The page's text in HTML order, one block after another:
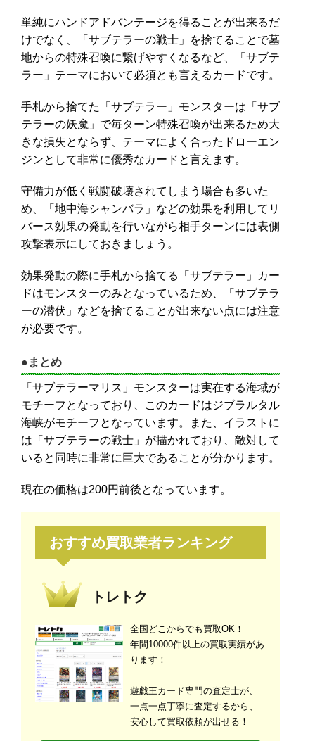
単純にハンドアドバンテージを得ることが出来るだ
けでなく、「サブテラーの戦士」を捨てることで墓
地からの特殊召喚に繋げやすくなるなど、「サブテ
ラー」テーマにおいて必須とも言えるカードです。
手札から捨てた「サブテラー」モンスターは「サブ
テラーの妖魔」で毎ターン特殊召喚が出来るため大
きな損失とならず、テーマによく合ったドローエン
ジンとして非常に優秀なカードと言えます。
守備力が低く戦闘破壊されてしまう場合も多いた
め、「地中海シャンバラ」などの効果を利用してリ
バース効果の発動を行いながら相手ターンには表側
攻撃表示にしておきましょう。
効果発動の際に手札から捨てる「サブテラー」カー
ドはモンスターのみとなっているため、「サブテラ
ーの潜伏」などを捨てることが出来ない点には注意
が必要です。
●まとめ
「サブテラーマリス」モンスターは実在する海域が
モチーフとなっており、このカードはジブラルタル
海峡がモチーフとなっています。また、イラストに
は「サブテラーの戦士」が描かれており、敵対して
いると同時に非常に巨大であることが分かります。
現在の価格は200円前後となっています。
おすすめ買取業者ランキング
トレトク
全国どこからでも買取OK！
年間10000件以上の買取実績があ
ります！
遊戯王カード専門の査定士が、
一点一点丁寧に査定するから、
安心して買取依頼が出せる！